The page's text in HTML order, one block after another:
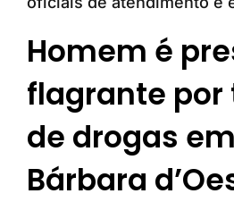
Homem é
flagrante por
de drogas
Bárbara